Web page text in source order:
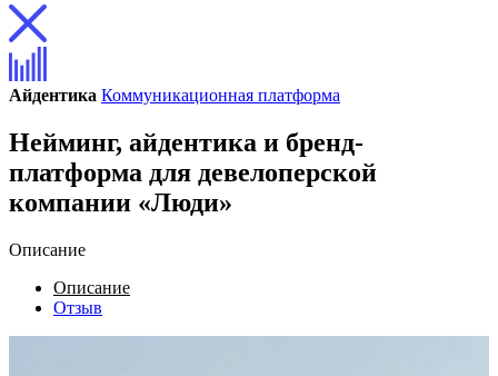
Айдентика Коммуникационная платформа
Нейминг, айдентика и бренд-
платформа для девелоперской
компании «Люди»
Описание
Описание
Отзыв